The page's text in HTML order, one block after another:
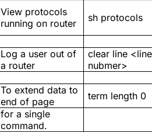
View protocols
running on router
sh protocols
Log a user out of
a router
clear line <line
nubmer>
To extend data to
end of page
term length 0
for a single
command.